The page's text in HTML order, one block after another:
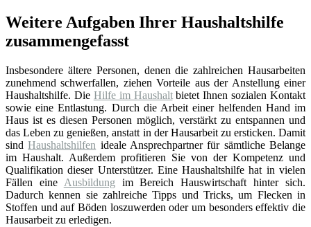
Weitere Aufgaben Ihrer Haushaltshilfe
zusammengefasst
Insbesondere ältere Personen, denen die zahlreichen Hausarbeiten
zunehmend schwerfallen, ziehen Vorteile aus der Anstellung einer
Haushaltshilfe. Die Hilfe im Haushaltbietet Ihnen sozialen Kontakt
sowie eine Entlastung. Durch die Arbeit einer helfenden Hand im
Haus ist es diesen Personen möglich, verstärkt zu entspannen und
das Leben zu genießen, anstatt in der Hausarbeit zu ersticken. Damit
sindHaushaltshilfen ideale Ansprechpartner für sämtliche Belange
im Haushalt. Außerdem profitieren Sie von der Kompetenz und
Qualifikation dieser Unterstützer. Eine Haushaltshilfe hat in vielen
Fällen eine Ausbildung im Bereich Hauswirtschaft hinter sich.
Dadurch kennen sie zahlreiche Tipps und Tricks, um Flecken in
Stoffen und auf Böden loszuwerden oder um besonders effektiv die
Hausarbeit zu erledigen.